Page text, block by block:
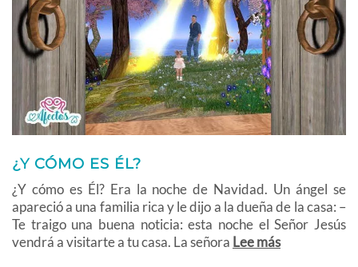
¿Y CÓMO ES ÉL?
¿Y cómo es Él? Era la noche de Navidad. Un ángel se
apareció a una familia rica y le dijo a la dueña de la casa: –
Te traigo una buena noticia: esta noche el Señor Jesús
vendrá a visitarte a tu casa. La señora Lee más